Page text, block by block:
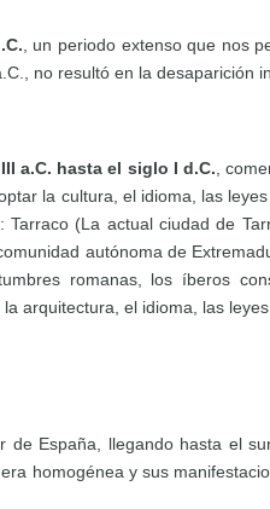
, un periodo extenso que nos
no resultó en la desaparición
a.C. hasta el siglo I d.C.,
la cultura, el idioma, las
(La actual ciudad de
autónoma de
romanas, los íberos
arquitectura, el idioma, las
España, llegando hasta el
homogénea y sus